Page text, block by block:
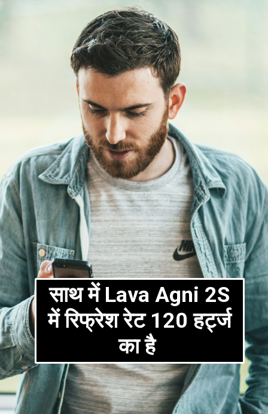
साथ में Lava Agni 2S
में रिफ्रेश रेट 120 हर्ट्ज
का है